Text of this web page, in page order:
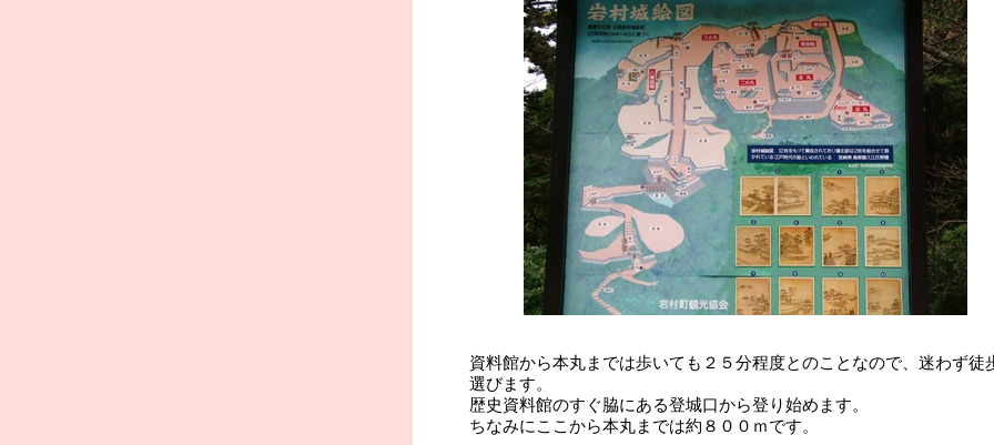
資料館から本丸までは歩いても２５分程度とのことなので、迷わず徒
選びます。
歴史資料館のすぐ脇にある登城口から登り始めます。
ちなみにここから本丸までは約８００ｍです。